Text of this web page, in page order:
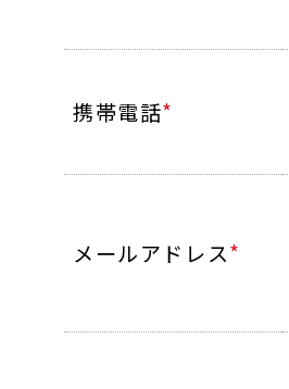
携帯電話*
メールアドレス*